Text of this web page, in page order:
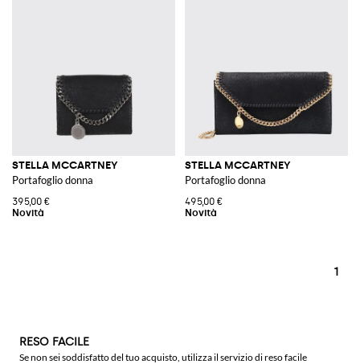
STELLA MCCARTNEY
Portafoglio donna
395,00 €
STELLA MCCARTNEY
Portafoglio donna
495,00 €
1
RESO FACILE
Se non sei soddisfatto del tuo acquisto, utilizza il servizio di reso facile